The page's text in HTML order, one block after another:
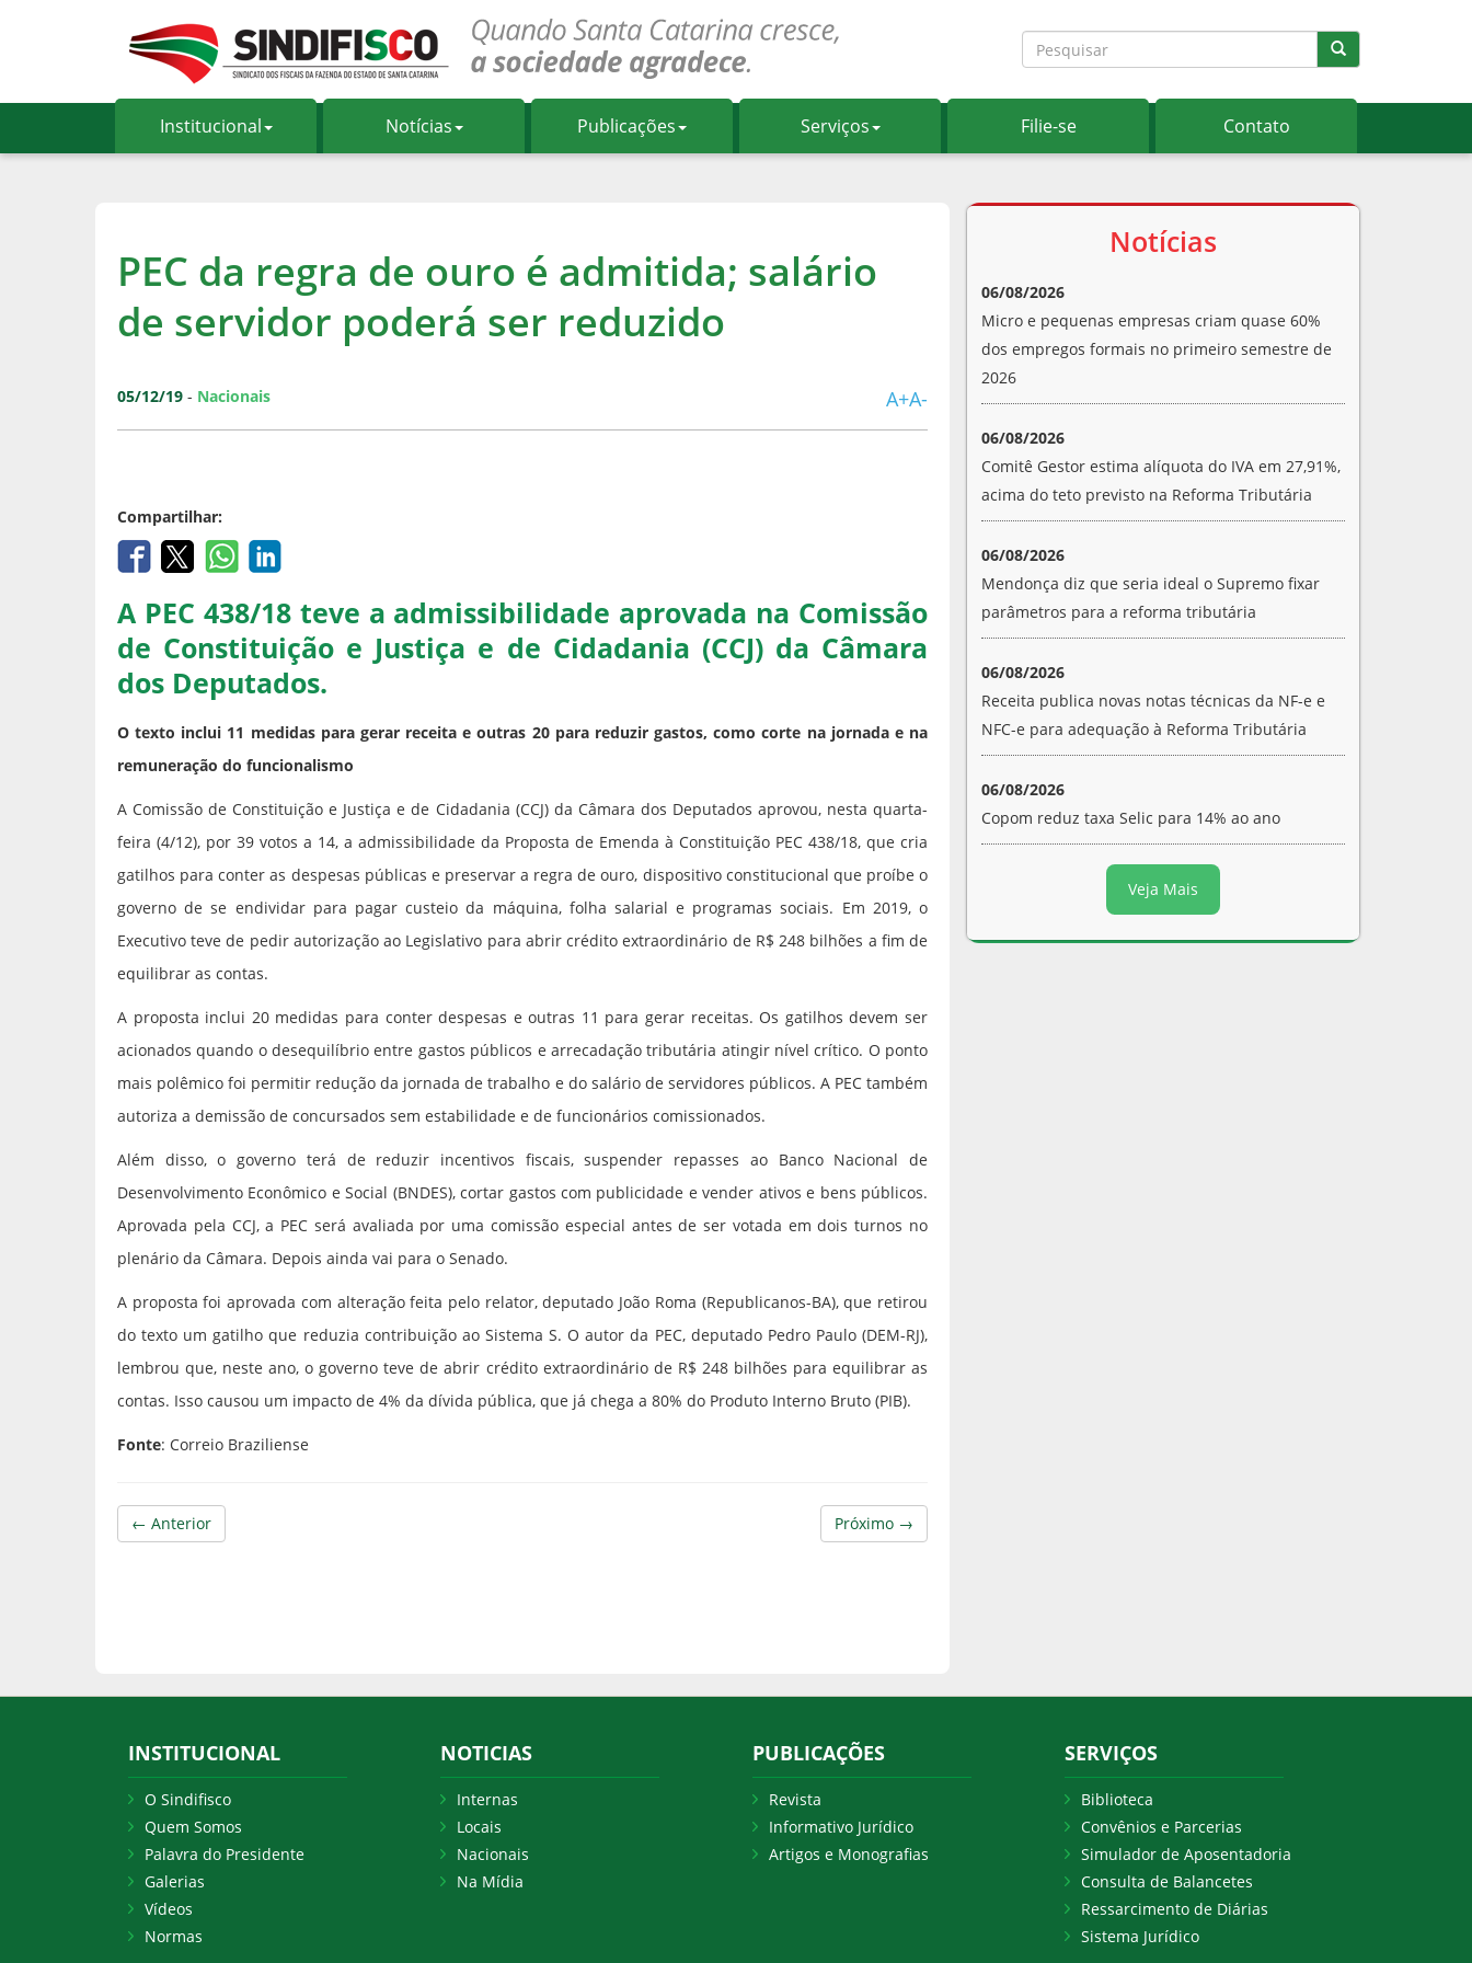
Institucional Notícias Publicações Serviços Filie-se Contato
PEC da regra de ouro é admitida; salário
de servidor poderá ser reduzido
05/12/19 - Nacionais A+A-
Compartilhar:
A PEC 438/18 teve a admissibilidade aprovada na Comissão
de Constituição e Justiça e de Cidadania (CCJ) da Câmara
dos Deputados.
O texto inclui 11 medidas para gerar receita e outras 20 para reduzir gastos, como corte na jornada e na
remuneração do funcionalismo
A Comissão de Constituição e Justiça e de Cidadania (CCJ) da Câmara dos Deputados aprovou, nesta quarta-
feira (4/12), por 39 votos a 14, a admissibilidade da Proposta de Emenda à Constituição PEC 438/18, que cria
gatilhos para conter as despesas públicas e preservar a regra de ouro, dispositivo constitucional que proíbe o
governo de se endividar para pagar custeio da máquina, folha salarial e programas sociais. Em 2019, o
Executivo teve de pedir autorização ao Legislativo para abrir crédito extraordinário de R$ 248 bilhões a fim de
equilibrar as contas.
A proposta inclui 20 medidas para conter despesas e outras 11 para gerar receitas. Os gatilhos devem ser
acionados quando o desequilíbrio entre gastos públicos e arrecadação tributária atingir nível crítico. O ponto
mais polêmico foi permitir redução da jornada de trabalho e do salário de servidores públicos. A PEC também
autoriza a demissão de concursados sem estabilidade e de funcionários comissionados.
Além disso, o governo terá de reduzir incentivos fiscais, suspender repasses ao Banco Nacional de
Desenvolvimento Econômico e Social (BNDES), cortar gastos com publicidade e vender ativos e bens públicos.
Aprovada pela CCJ, a PEC será avaliada por uma comissão especial antes de ser votada em dois turnos no
plenário da Câmara. Depois ainda vai para o Senado.
A proposta foi aprovada com alteração feita pelo relator, deputado João Roma (Republicanos-BA), que retirou
do texto um gatilho que reduzia contribuição ao Sistema S. O autor da PEC, deputado Pedro Paulo (DEM-RJ),
lembrou que, neste ano, o governo teve de abrir crédito extraordinário de R$ 248 bilhões para equilibrar as
contas. Isso causou um impacto de 4% da dívida pública, que já chega a 80% do Produto Interno Bruto (PIB).
Fonte: Correio Braziliense
Próximo →
← Anterior
Notícias
06/08/2026
Micro e pequenas empresas criam quase 60%
dos empregos formais no primeiro semestre de
2026
06/08/2026
Comitê Gestor estima alíquota do IVA em 27,91%,
acima do teto previsto na Reforma Tributária
06/08/2026
Mendonça diz que seria ideal o Supremo fixar
parâmetros para a reforma tributária
06/08/2026
Receita publica novas notas técnicas da NF-e e
NFC-e para adequação à Reforma Tributária
06/08/2026
Copom reduz taxa Selic para 14% ao ano
Veja Mais
INSTITUCIONAL
O Sindifisco
Quem Somos
Palavra do Presidente
Galerias
Vídeos
Normas
NOTICIAS
Internas
Locais
Nacionais
Na Mídia
PUBLICAÇÕES
Revista
Informativo Jurídico
Artigos e Monografias
SERVIÇOS
Biblioteca
Convênios e Parcerias
Simulador de Aposentadoria
Consulta de Balancetes
Ressarcimento de Diárias
Sistema Jurídico